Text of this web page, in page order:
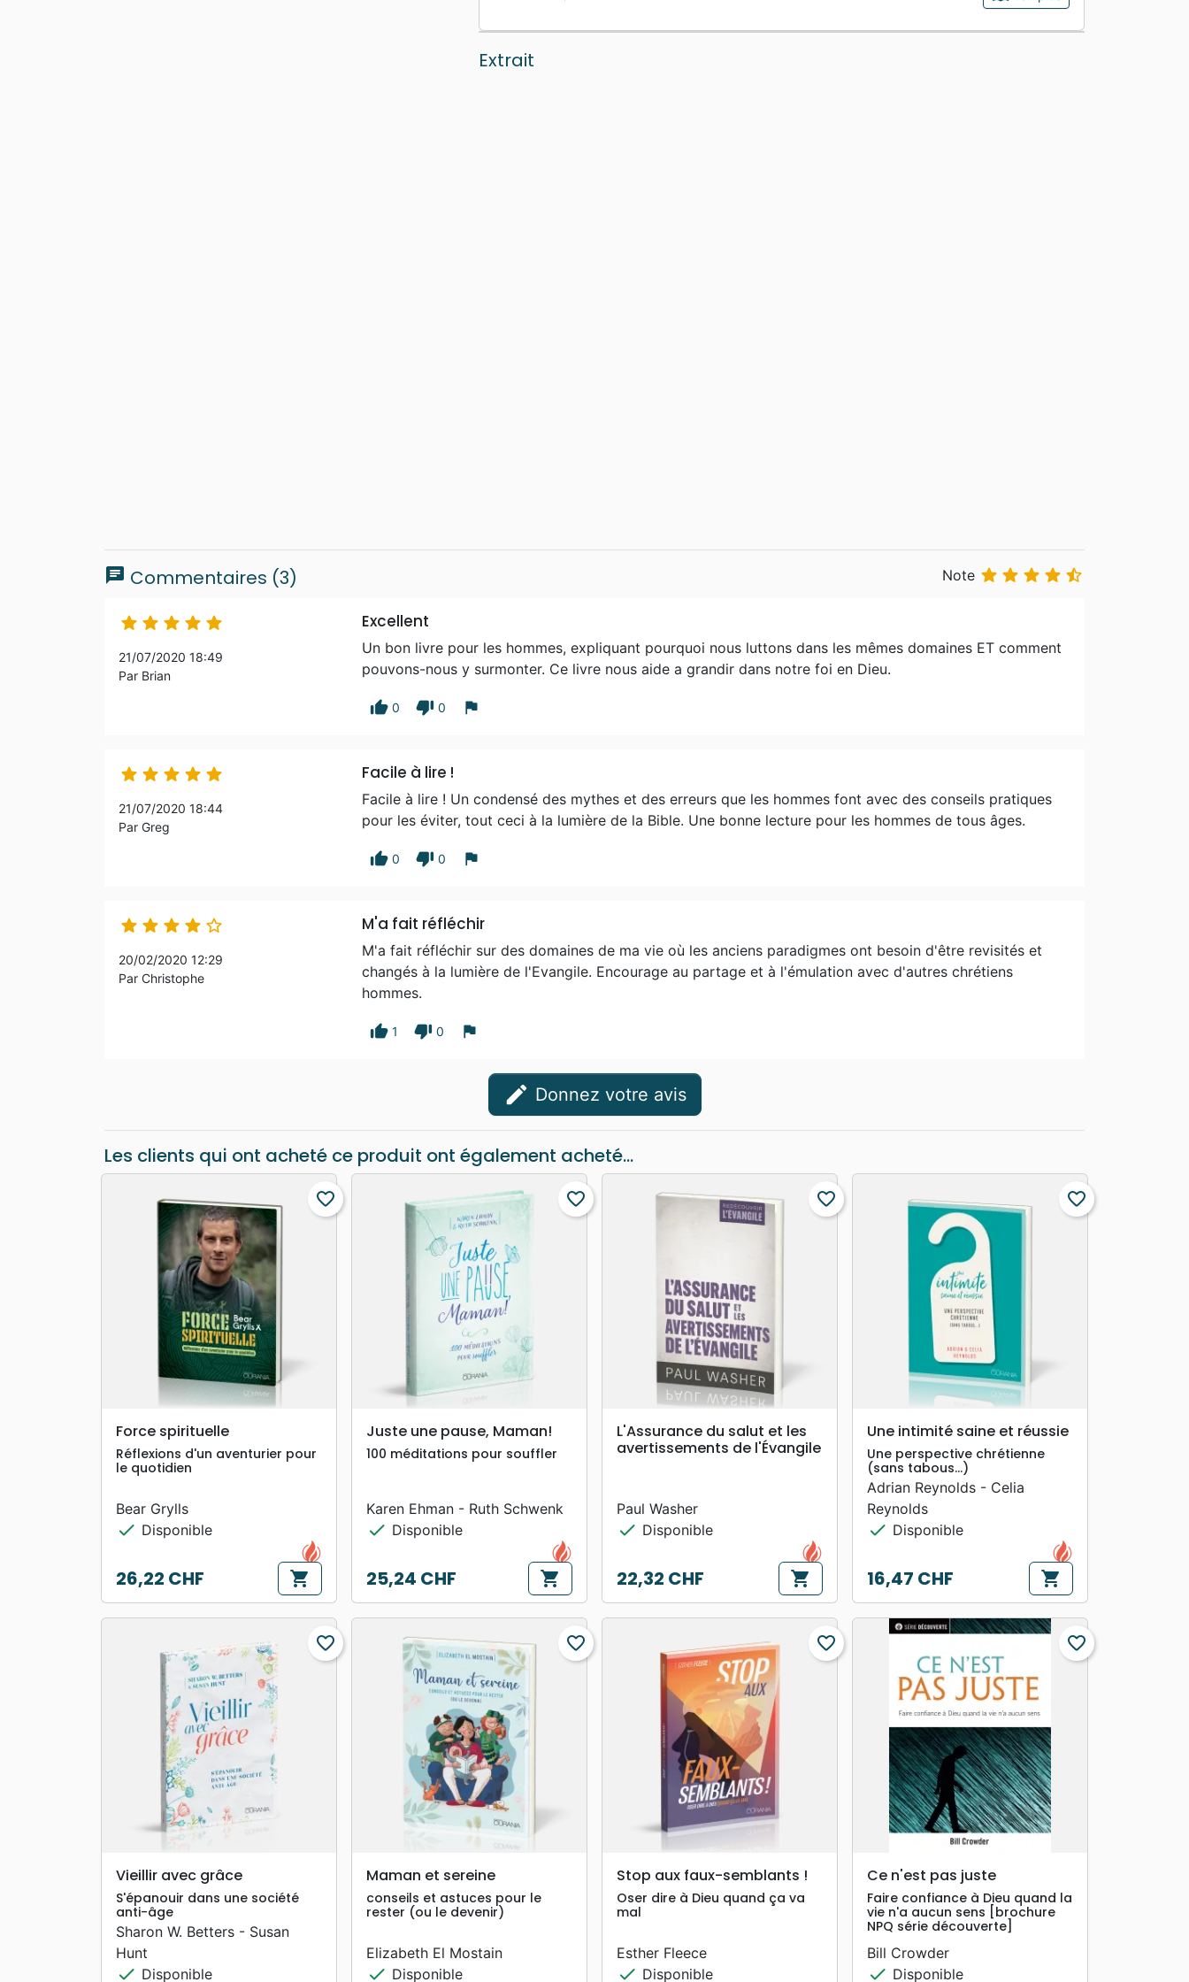
Extrait
chat Commentaires (3) Note     
    
21/07/2020 18:49
Par Brian
Excellent
Un bon livre pour les hommes, expliquant pourquoi nous luttons dans les mêmes domaines ET comment
pouvons-nous y surmonter. Ce livre nous aide a grandir dans notre foi en Dieu.
thumb_up 0 thumb_down 0 flag
    
21/07/2020 18:44
Par Greg
Facile à lire !
Facile à lire ! Un condensé des mythes et des erreurs que les hommes font avec des conseils pratiques
pour les éviter, tout ceci à la lumière de la Bible. Une bonne lecture pour les hommes de tous âges.
thumb_up 0 thumb_down 0 flag
    
20/02/2020 12:29
Par Christophe
M'a fait réfléchir
M'a fait réfléchir sur des domaines de ma vie où les anciens paradigmes ont besoin d'être revisités et
changés à la lumière de l'Evangile. Encourage au partage et à l'émulation avec d'autres chrétiens
hommes.
thumb_up 1 thumb_down 0 flag
edit Donnez votre avis
Les clients qui ont acheté ce produit ont également acheté...
APERÇU RAPIDE
favorite_border
Force spirituelle
Réflexions d'un aventurier pour
le quotidien
Bear Grylls
check Disponible
Prix
26,22 CHF shopping_cart
APERÇU RAPIDE
favorite_border
Juste une pause, Maman!
100 méditations pour souffler
Karen Ehman - Ruth Schwenk
check Disponible
Prix
25,24 CHF shopping_cart
APERÇU RAPIDE
favorite_border
L'Assurance du salut et les
avertissements de l'Évangile
Paul Washer
check Disponible
Prix
22,32 CHF shopping_cart
search APERÇU RAPIDE
favorite_border
Une intimité saine et réussie
Une perspective chrétienne
(sans tabous…)
Adrian Reynolds - Celia
Reynolds
check Disponible
Prix
16,47 CHF shopping_cart
search APERÇU RAPIDE
favorite_border
Vieillir avec grâce
S'épanouir dans une société
anti-âge
Sharon W. Betters - Susan
Hunt
check Disponible
APERÇU RAPIDE
favorite_border
Maman et sereine
conseils et astuces pour le
rester (ou le devenir)
Elizabeth El Mostain
check Disponible
APERÇU RAPIDE
favorite_border
Stop aux faux-semblants !
Oser dire à Dieu quand ça va
mal
Esther Fleece
check Disponible
searchAPERÇU RAPIDE
favorite_border
Ce n'est pas juste
Faire confiance à Dieu quand la
vie n'a aucun sens [brochure
NPQ série découverte]
Bill Crowder
check Disponible